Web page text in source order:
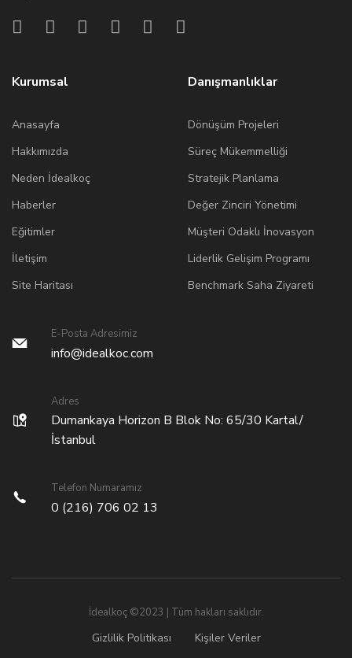
Kurumsal
Anasayfa
Hakkımızda
Neden İdealkoç
Haberler
Eğitimler
İletişim
Site Haritası
Danışmanlıklar
Dönüşüm Projeleri
Süreç Mükemmelliği
Stratejik Planlama
Değer Zinciri Yönetimi
Müşteri Odaklı İnovasyon
Liderlik Gelişim Programı
Benchmark Saha Ziyareti
E-Posta Adresimiz
info@idealkoc.com
Adres
Dumankaya Horizon B Blok No: 65/30 Kartal/
İstanbul
Telefon Numaramız
0 (216) 706 02 13
İdealkoç ©2023 | Tüm hakları saklıdır.
Gizlilik Politikası Kişiler Veriler